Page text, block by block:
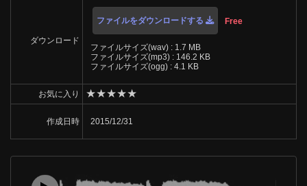
ダウンロード
ファイルをダウンロードする Free
ファイルサイズ(wav) : 1.7 MB
ファイルサイズ(mp3) : 146.2 KB
ファイルサイズ(ogg) : 4.1 KB
お気に入り ★★★★★
作成日時 2015/12/31